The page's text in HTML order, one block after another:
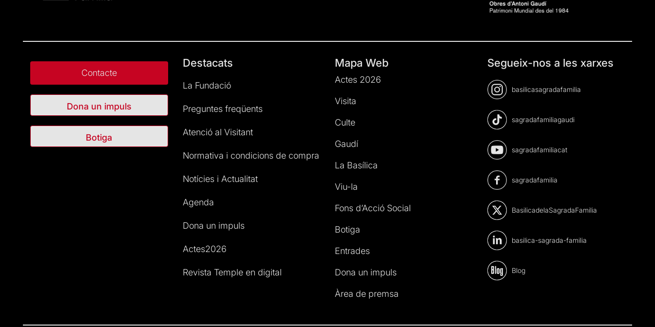
Contacte
Dona un impuls
Botiga
Destacats
La Fundació
Preguntes freqüents
Atenció al Visitant
Normativa i condicions de compra
Notícies i Actualitat
Agenda
Dona un impuls
Actes2026
Revista Temple en digital
Mapa Web
Actes 2026
Visita
Culte
Gaudí
La Basílica
Viu-la
Fons d’Acció Social
Botiga
Entrades
Dona un impuls
Àrea de premsa
Segueix-nos a les xarxes
basilicasagradafamilia
sagradafamiliagaudi
sagradafamiliacat
sagradafamilia
BasilicadelaSagradaFamilia
basilica-sagrada-familia
Blog